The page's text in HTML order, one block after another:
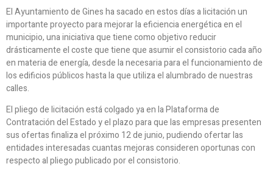
El Ayuntamiento de Gines ha sacado en estos días a licitación un
importante proyecto para mejorar la eficiencia energética en el
municipio, una iniciativa que tiene como objetivo reducir
drásticamente el coste que tiene que asumir el consistorio cada año
en materia de energía, desde la necesaria para el funcionamiento de
los edificios públicos hasta la que utiliza el alumbrado de nuestras
calles.
El pliego de licitación está colgado ya en la Plataforma de
Contratación del Estado y el plazo para que las empresas presenten
sus ofertas finaliza el próximo 12 de junio, pudiendo ofertar las
entidades interesadas cuantas mejoras consideren oportunas con
respecto al pliego publicado por el consistorio.